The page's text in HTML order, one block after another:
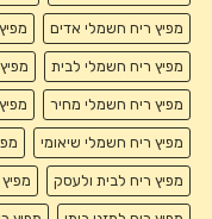
מפיץ ריח חשמלי אדים
מפיץ ריח חשמלי לבית
מפיץ ריח חשמלי מחיר
מפיץ ריח חשמלי שיאומי
מפיץ ריח לבית ולעסק